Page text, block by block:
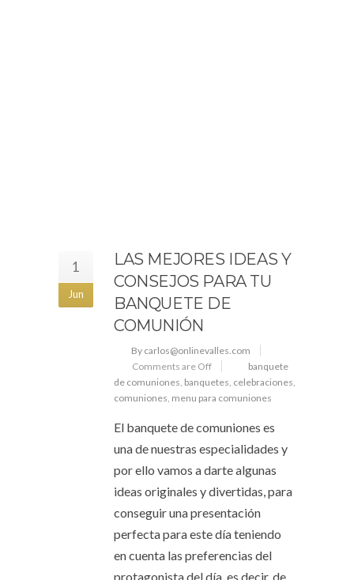
1
Jun
LAS MEJORES IDEAS Y
CONSEJOS PARA TU
BANQUETE DE
COMUNIÓN
By carlos@onlinevalles.com
Comments are Off
banquete
de comuniones, banquetes, celebraciones,
comuniones, menu para comuniones
El banquete de comuniones es
una de nuestras especialidades y
por ello vamos a darte algunas
ideas originales y divertidas, para
conseguir una presentación
perfecta para este día teniendo
en cuenta las preferencias del
protagonista del día, es decir, de